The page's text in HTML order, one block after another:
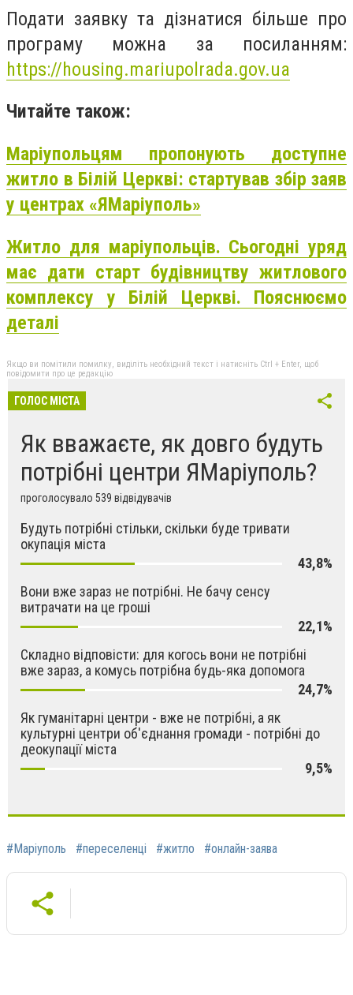
Подати заявку та дізнатися більше про
програму можна за посиланням:
https://housing.mariupolrada.gov.ua
Читайте також:
Маріупольцям пропонують доступне
житло в Білій Церкві: стартував збір заяв
у центрах «ЯМаріуполь»
Житло для маріупольців. Сьогодні уряд
має дати старт будівництву житлового
комплексу у Білій Церкві. Пояснюємо
деталі
Якщо ви помітили помилку, виділіть необхідний текст і натисніть Ctrl + Enter, щоб
повідомити про це редакцію
ГОЛОС МІСТА
Як вважаєте, як довго будуть
потрібні центри ЯМаріуполь?
проголосувало 539 відвідувачів
Будуть потрібні стільки, скільки буде тривати
окупація міста
43,8%
Вони вже зараз не потрібні. Не бачу сенсу
витрачати на це гроші
22,1%
Складно відповісти: для когось вони не потрібні
вже зараз, а комусь потрібна будь-яка допомога
24,7%
Як гуманітарні центри - вже не потрібні, а як
культурні центри об'єднання громади - потрібні до
деокупації міста
9,5%
#Маріуполь #переселенці #житло #онлайн-заява